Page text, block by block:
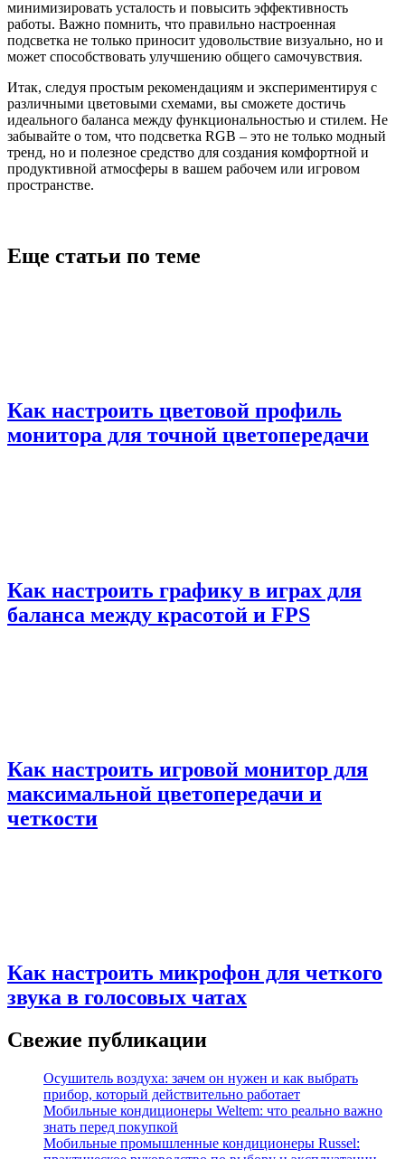
минимизировать усталость и повысить эффективность
работы. Важно помнить, что правильно настроенная
подсветка не только приносит удовольствие визуально, но и
может способствовать улучшению общего самочувствия.
Итак, следуя простым рекомендациям и экспериментируя с
различными цветовыми схемами, вы сможете достичь
идеального баланса между функциональностью и стилем. Не
забывайте о том, что подсветка RGB – это не только модный
тренд, но и полезное средство для создания комфортной и
продуктивной атмосферы в вашем рабочем или игровом
пространстве.
Еще статьи по теме
Как настроить цветовой профиль
монитора для точной цветопередачи
Как настроить графику в играх для
баланса между красотой и FPS
Как настроить игровой монитор для
максимальной цветопередачи и
четкости
Как настроить микрофон для четкого
звука в голосовых чатах
Свежие публикации
Осушитель воздуха: зачем он нужен и как выбрать
прибор, который действительно работает
Мобильные кондиционеры Weltem: что реально важно
знать перед покупкой
Мобильные промышленные кондиционеры Russel: